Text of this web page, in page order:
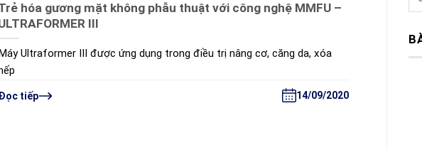
hóa gương mặt không phẫu thuật với công nghệ MMFU –
III
Ultraformer III được ứng dụng trong điều trị nâng cơ, căng da, xóa
tiếp 14/09/2020